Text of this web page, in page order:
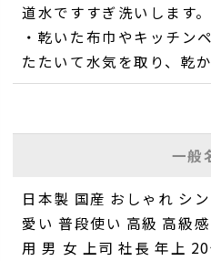
道水ですすぎ洗いします。
・乾いた布巾やキッチン
たたいて水気を取り、乾
一般
日本製 国産 おしゃれ シ
愛い 普段使い 高級 高級
用 男 女 上司 社長 年上